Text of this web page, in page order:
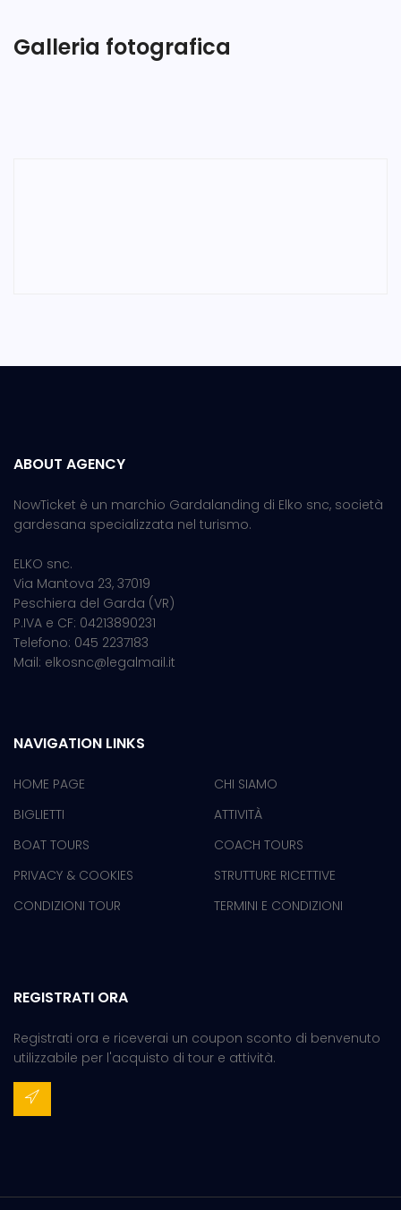
Galleria fotografica
ABOUT AGENCY
NowTicket è un marchio Gardalanding di Elko snc, società
gardesana specializzata nel turismo.
ELKO snc.
Via Mantova 23, 37019
Peschiera del Garda (VR)
P.IVA e CF: 04213890231
Telefono: 045 2237183
Mail: elkosnc@legalmail.it
NAVIGATION LINKS
HOME PAGE
BIGLIETTI
BOAT TOURS
PRIVACY & COOKIES
CONDIZIONI TOUR
CHI SIAMO
ATTIVITÀ
COACH TOURS
STRUTTURE RICETTIVE
TERMINI E CONDIZIONI
REGISTRATI ORA
Registrati ora e riceverai un coupon sconto di benvenuto
utilizzabile per l'acquisto di tour e attività.